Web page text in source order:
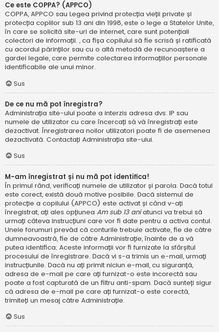
Ce este COPPA? (APPCO)
COPPA, APPCO sau Legea privind protecția vieții private și
protecția copiilor sub 13 ani din 1998, este o lege a Statelor Unite,
în care se solicită site-uri de internet, care sunt potențiali
colectori de informații. , ca fișa copilului să fie scrisă și ratificată
cu acordul părinților sau cu o altă metodă de recunoaștere a
gardei legale, care permite colectarea informațiilor personale
identificabile ale unui minor.
Sus
De ce nu mă pot înregistra?
Administrația site-ului poate a interzis adresa dvs. IP sau
numele de utilizator cu care încercați să vă înregistrați este
dezactivat. Înregistrarea noilor utilizatori poate fi de asemenea
dezactivată. Contactați Administrația site-ului.
Sus
M-am înregistrat și nu mă pot identifica!
În primul rând, verificați numele de utilizator și parola. Dacă totul
este corect, există două motive posibile. Dacă sistemul de
protecție a copilului (APPCO) este activat și când v-ați
înregistrat, ați ales opțiunea Am sub 13 aniatunci va trebui să
urmați câteva instrucțiuni care vor fi date pentru a activa contul.
Unele forumuri prevăd că conturile trebuie activate, fie de către
dumneavoastră, fie de către Administrație, înainte de a vă
putea identifica; Aceste informații vor fi furnizate la sfârșitul
procesului de înregistrare. Dacă vi s-a trimis un e-mail, urmați
instrucțiunile. Dacă nu ați primit niciun e-mail, cu siguranță,
adresa de e-mail pe care ați furnizat-o este incorectă sau
poate a fost capturată de un filtru anti-spam. Dacă sunteți sigur
că adresa de e-mail pe care ați furnizat-o este corectă,
trimiteți un mesaj către Administrație.
Sus